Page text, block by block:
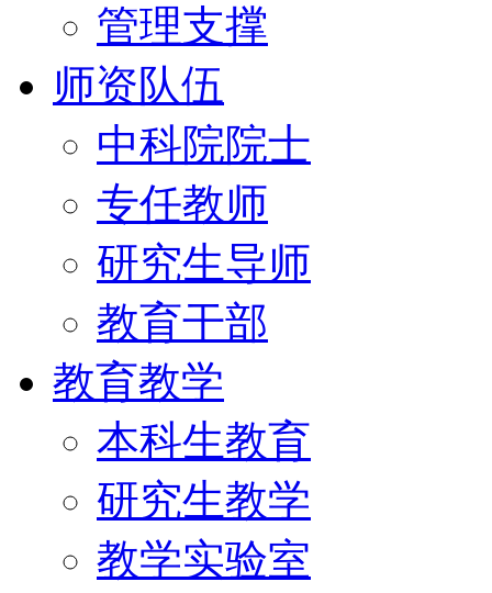
管理支撑
师资队伍
中科院院士
专任教师
研究生导师
教育干部
教育教学
本科生教育
研究生教学
教学实验室